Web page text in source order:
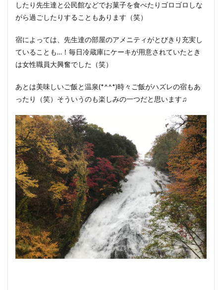
したり先生達と公民館などでお菓子を食べたりゴロゴロしな
がら過ごしたりすることもあります（笑）
宿によっては、先生達の部屋のアメニティがとびきり充実し
ていることも…！毎日冷蔵庫にケーキが用意されていたとき
は女性職員大興奮でした（笑）
あとは美味しいご飯と温泉(*^^*)時々ご飯がハズレの宿もあ
ったり（笑）そういうのも楽しみの一つだと思います♫